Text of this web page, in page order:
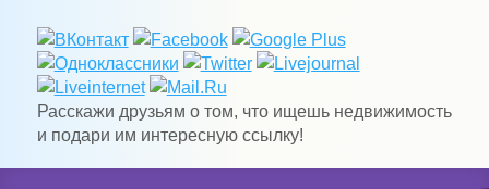
Расскажи друзьям о том, что ищешь недвижимость
и подари им интересную ссылку!